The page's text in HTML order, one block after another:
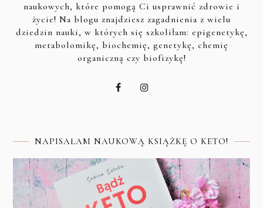
naukowych, które pomogą Ci usprawnić zdrowie i
życie! Na blogu znajdziesz zagadnienia z wielu
dziedzin nauki, w których się szkoliłam: epigenetykę,
metabolomikę, biochemię, genetykę, chemię
organiczną czy biofizykę!
NAPISAŁAM NAUKOWĄ KSIĄŻKĘ O KETO!